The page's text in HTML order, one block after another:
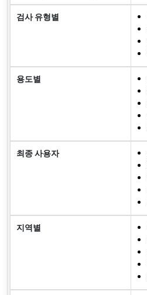
검사 유형별
용도별
최종 사용자
지역별